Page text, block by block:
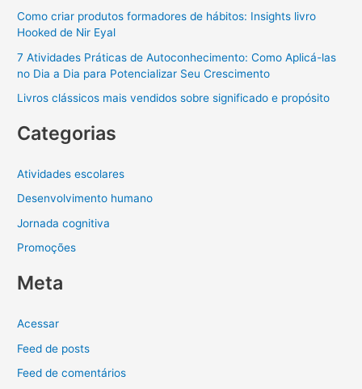
Como criar produtos formadores de hábitos: Insights livro
Hooked de Nir Eyal
7 Atividades Práticas de Autoconhecimento: Como Aplicá-las
no Dia a Dia para Potencializar Seu Crescimento
Livros clássicos mais vendidos sobre significado e propósito
Categorias
Atividades escolares
Desenvolvimento humano
Jornada cognitiva
Promoções
Meta
Acessar
Feed de posts
Feed de comentários